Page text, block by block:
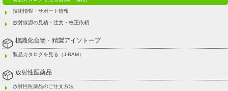
技術情報・サポート情報
放射線源の見積・注文・校正依頼
標識化合物・精製アイソトープ
製品カタログを見る（J-RAM）
放射性医薬品
放射性医薬品のご注文方法